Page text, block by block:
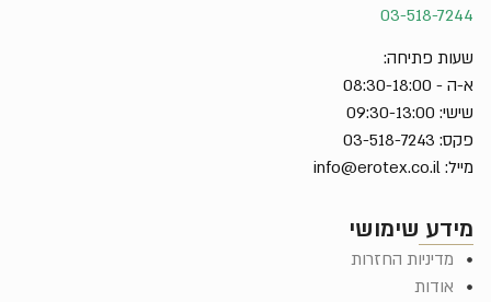
מידע שימושי
מדיניות החזרות
אודות
03-518-7244
שעות פתיחה:
א-ה - 08:30-18:00
שישי: 09:30-13:00
פקס: 03-518-7243
מייל: info@erotex.co.il